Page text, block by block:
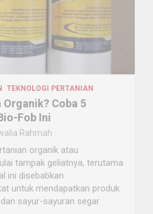
TEKNOLOGI PERTANIAN
Coba 5
Fob Ini
Rahmah
organik atau
tampak geliatnya, terutama
ini disebabkan
untuk mendapatkan produk
sayur-sayuran segar